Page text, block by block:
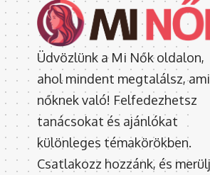
Üdvözlünk a Mi Nők oldalon,
ahol mindent megtalálsz, ami
nőknek való! Felfedezhetsz
tanácsokat és ajánlókat
különleges témakörökben.
Csatlakozz hozzánk, és